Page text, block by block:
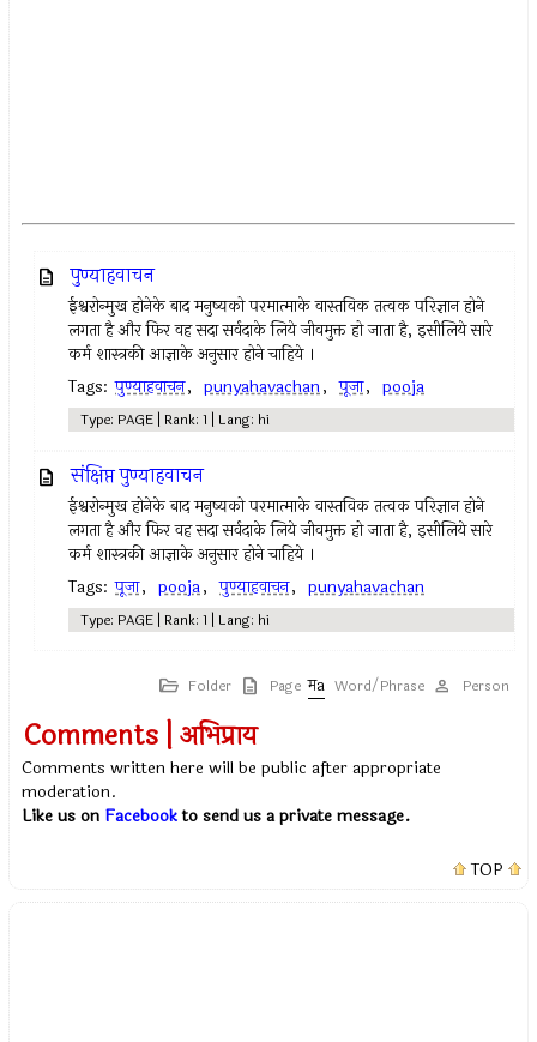
पुण्याहवाचन
ईश्वरोन्मुख होनेके बाद मनुष्यको परमात्माके वास्तविक तत्वक परिज्ञान होने
लगता है और फिर वह सदा सर्वदाके लिये जीवमुक्त हो जाता है, इसीलिये सारे
कर्म शास्त्रकी आज्ञाके अनुसार होने चाहिये ।
Tags: पुण्याहवाचन, punyahavachan, पूजा, pooja
Type: PAGE | Rank: 1 | Lang: hi
संक्षिप्त पुण्याहवाचन
ईश्वरोन्मुख होनेके बाद मनुष्यको परमात्माके वास्तविक तत्वक परिज्ञान होने
लगता है और फिर वह सदा सर्वदाके लिये जीवमुक्त हो जाता है, इसीलिये सारे
कर्म शास्त्रकी आज्ञाके अनुसार होने चाहिये ।
Tags: पूजा, pooja, पुण्याहवाचन, punyahavachan
Type: PAGE | Rank: 1 | Lang: hi
Folder Page Word/Phrase Person
Comments | अभिप्राय
Comments written here will be public after appropriate
moderation.
Like us on Facebookto send us a private message.
TOP